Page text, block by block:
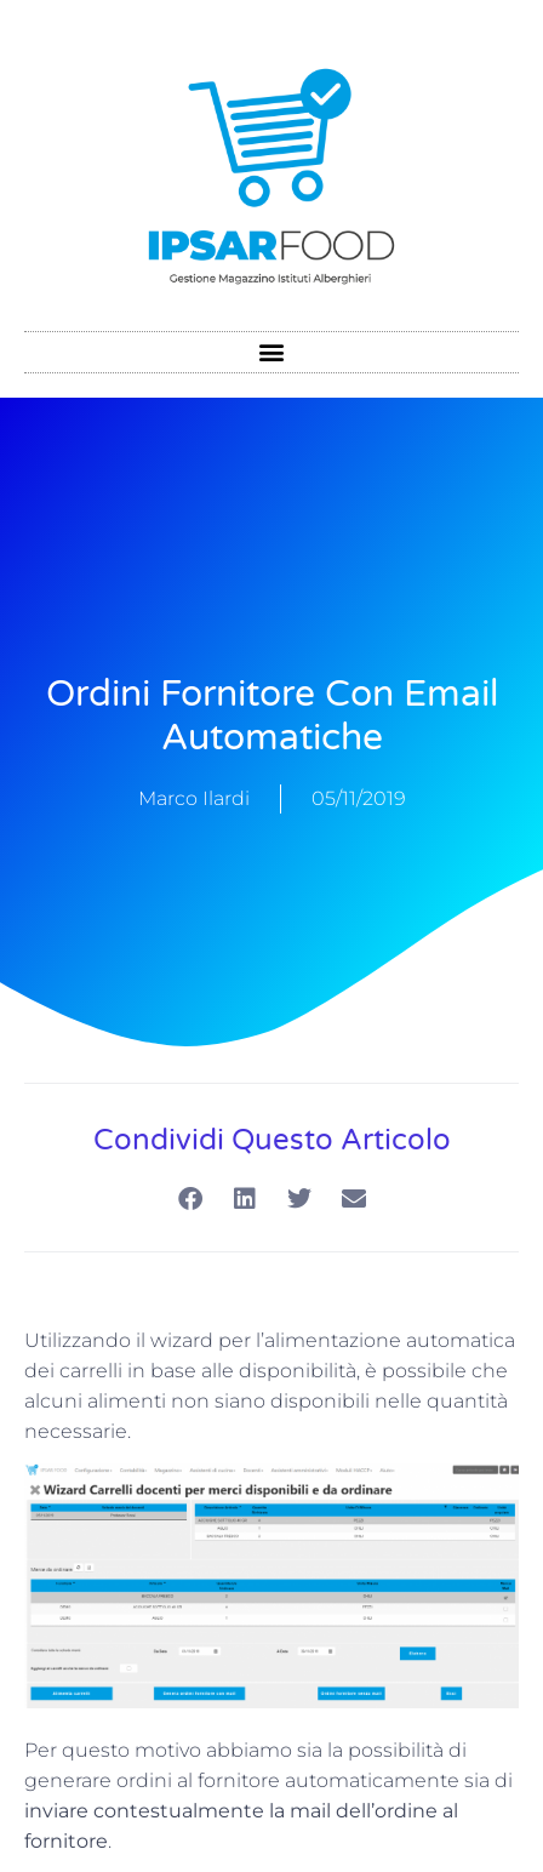
Ordini Fornitore Con Email
Automatiche
Marco Ilardi 05/11/2019
Condividi Questo Articolo
Utilizzando il wizard per l’alimentazione automatica
dei carrelli in base alle disponibilità, è possibile che
alcuni alimenti non siano disponibili nelle quantità
necessarie.
Per questo motivo abbiamo sia la possibilità di
generare ordini al fornitore automaticamente sia di
inviare contestualmente la mail dell’ordine al
fornitore.